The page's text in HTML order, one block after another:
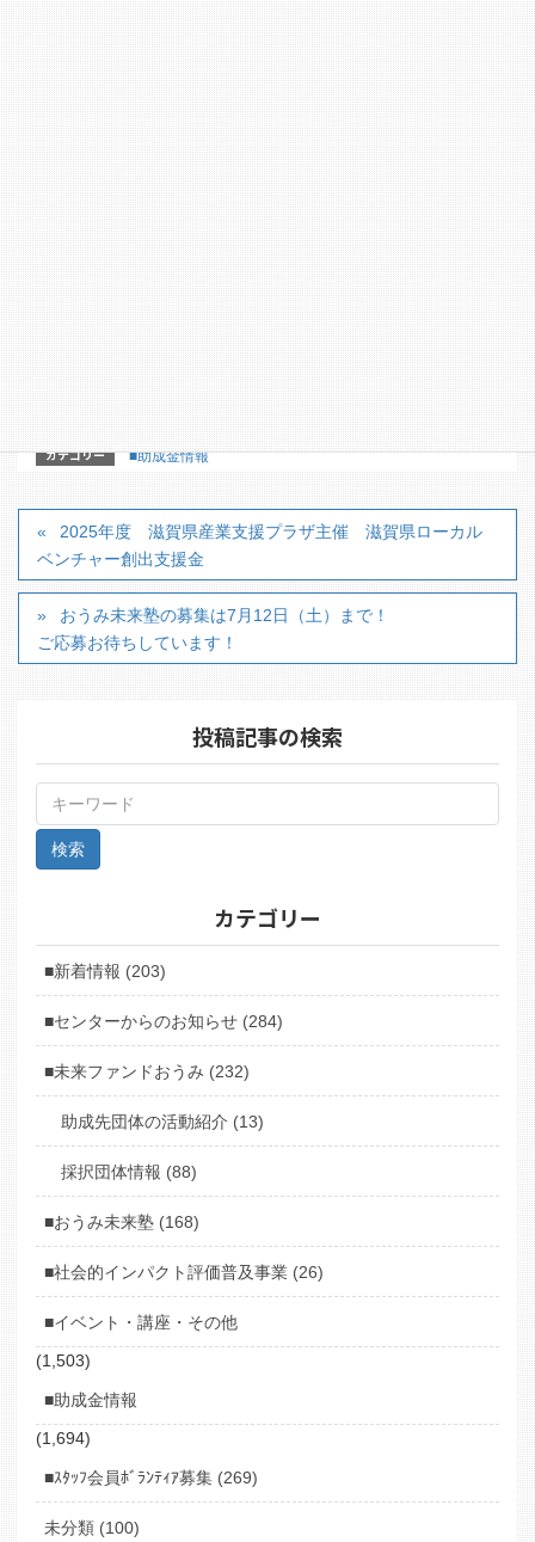
【応募締切】
8月24日
【問合せ・申込み先】
公益財団法人住友生命健康財団 事務局 mail：
sports@am.sumitomolife.co.jp TEL：03 ‑ 5925 ‑ 8660
【詳細はこちらのホームページからどうぞ】
https://skzaidan.or.jp/
【詳細パンフレット】
カテゴリー ■助成金情報
2025年度 滋賀県産業支援プラザ主催 滋賀県ローカル
ベンチャー創出支援金
おうみ未来塾の募集は7月12日（土）まで！
ご応募お待ちしています！
投稿記事の検索
カテゴリー
■新着情報 (203)
■センターからのお知らせ (284)
■未来ファンドおうみ (232)
助成先団体の活動紹介 (13)
採択団体情報 (88)
■おうみ未来塾 (168)
■社会的インパクト評価普及事業 (26)
■イベント・講座・その他
(1,503)
■助成金情報
(1,694)
■ｽﾀｯﾌ会員ﾎﾞﾗﾝﾃｨｱ募集 (269)
未分類 (100)